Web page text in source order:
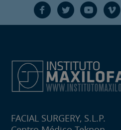
F T Y V
FACIAL SURGERY, S.L.P.